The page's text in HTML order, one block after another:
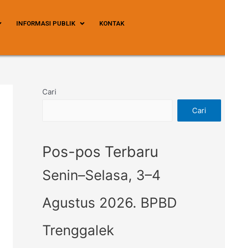
INFORMASI PUBLIK KONTAK
Cari
Cari
Pos-pos Terbaru
Senin–Selasa, 3–4
Agustus 2026. BPBD
Trenggalek